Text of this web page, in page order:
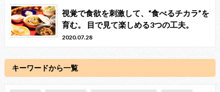
視覚で食欲を刺激して、“食べるチカラ”を
育む。 目で見て楽しめる3つの工夫。
2020.07.28
キーワードから一覧